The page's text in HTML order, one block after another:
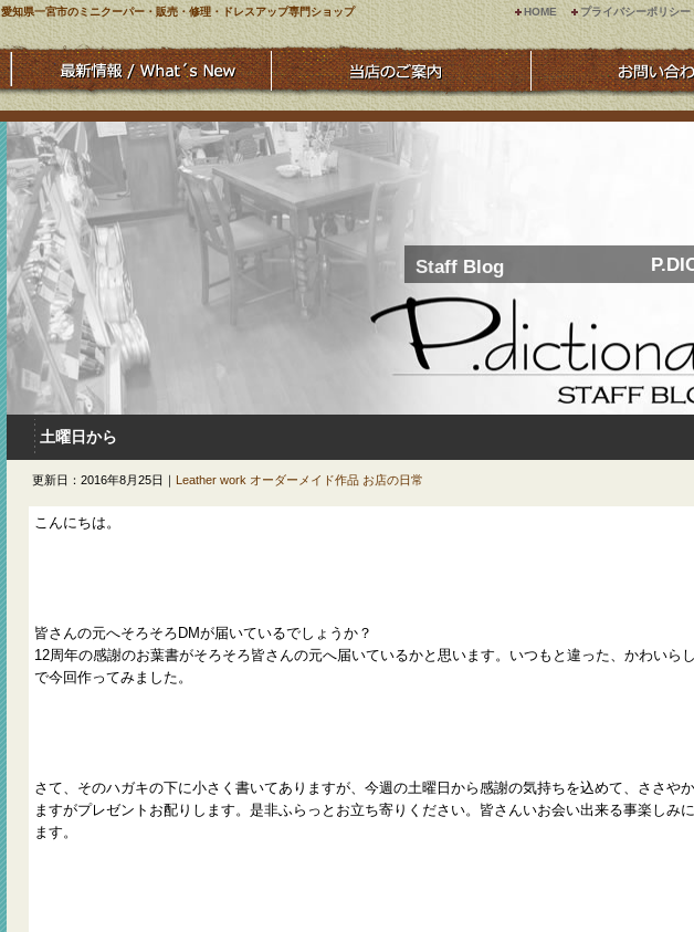
愛知県一宮市のミニクーパー・販売・修理・ドレスアップ専門ショップ HOME プライバシーポリシー
Staff Blog
土曜日から
更新日：2016年8月25日｜ Leather work オーダーメイド作品 お店の日常
こんにちは。
皆さんの元へそろそろDMが届いているでしょうか？
12周年の感謝のお葉書がそろそろ皆さんの元へ届いているかと思います。いつもと違った、かわいら
で今回作ってみました。
さて、そのハガキの下に小さく書いてありますが、今週の土曜日から感謝の気持ちを込めて、ささや
ますがプレゼントお配りします。是非ふらっとお立ち寄りください。皆さんいお会い出来る事楽しみ
ます。